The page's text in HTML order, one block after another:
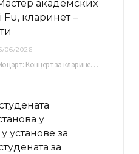
академских
Fu, кларинет –
06/2026
Програм: Волфганг Амадеус Моцарт: Концерт за кларинет и оркестар, А-дур Ментор Милош Мијатовић, редовни…
у
установе за
за